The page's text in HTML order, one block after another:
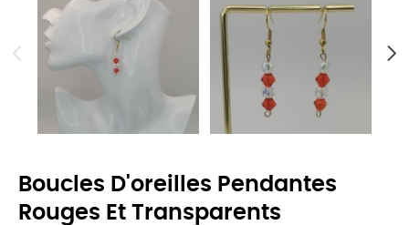
Boucles D'oreilles Pendantes
Rouges Et Transparents